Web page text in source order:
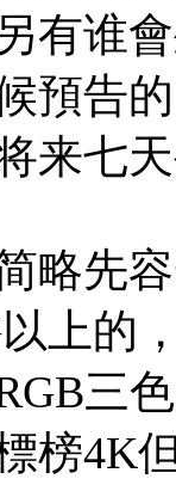
有谁
預告
来七
略先
上的
三
榜4K